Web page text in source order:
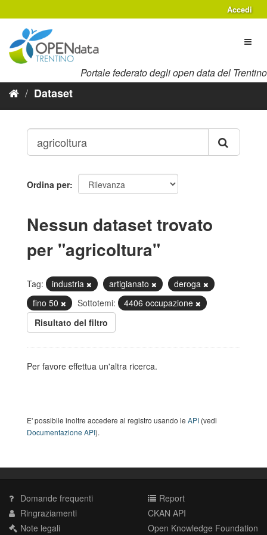
al
contenuto
Accedi
Portale federato degli open data del Trentino
Dataset
Ordina per
Nessun dataset trovato
per "agricoltura"
Tag: industria artigianato
deroga
fino 50
Sottotemi:
4406 occupazione
Risultato del filtro
Per favore effettua un'altra ricerca.
E' possibile inoltre accedere al registro usando le API (vedi
Documentazione API).
Domande frequenti
Ringraziamenti
Note legali
Report
CKAN API
Open Knowledge Foundation